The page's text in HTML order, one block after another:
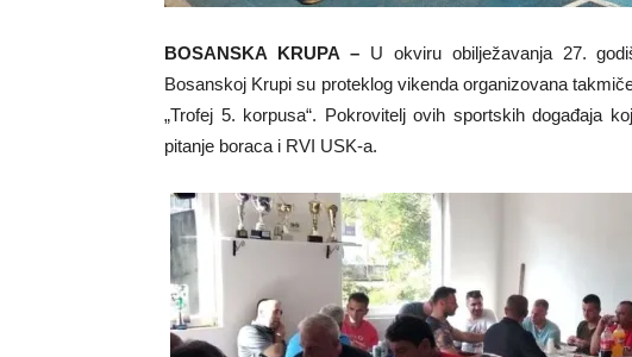
BOSANSKA KRUPA – U okviru obilježavanja 27.
Bosanskoj Krupi su proteklog vikenda organizovana
„Trofej 5. korpusa“. Pokrovitelj ovih sportskih događaja
pitanje boraca i RVI USK-a.